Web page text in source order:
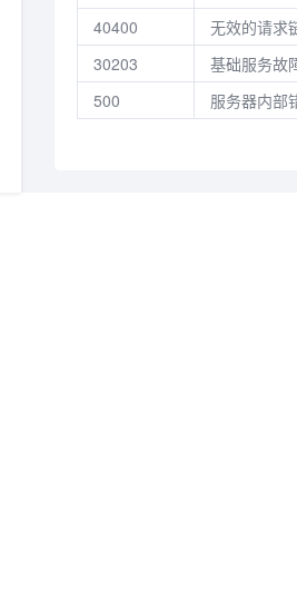
40400
无效的请求
30203
基础服务故
500
服务器内部